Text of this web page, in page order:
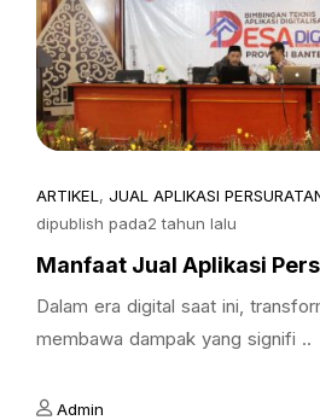
ARTIKEL , JUAL APLIKASI
dipublish pada2 tahun lalu
Manfaat Jual Aplikasi
Dalam era digital saat ini,
membawa dampak yang signifi ..
Admin